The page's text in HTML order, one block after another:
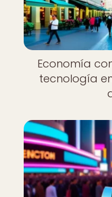
Economía
tecnología